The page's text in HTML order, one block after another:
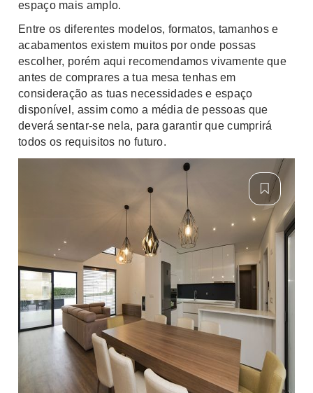
espaço mais amplo.
Entre os diferentes modelos, formatos, tamanhos e
acabamentos existem muitos por onde possas
escolher, porém aqui recomendamos vivamente que
antes de comprares a tua mesa tenhas em
consideração as tuas necessidades e espaço
disponível, assim como a média de pessoas que
deverá sentar-se nela, para garantir que cumprirá
todos os requisitos no futuro.